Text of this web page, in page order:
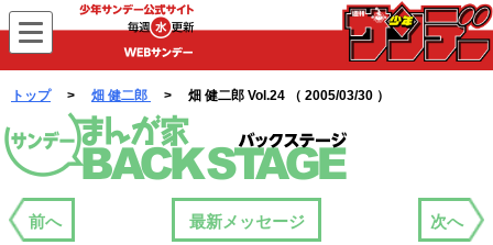
WEBサンデー
トップ> 畑 健二郎 > 畑 健二郎 Vol.24 （ 2005/03/30 ）
まんが家バックステージ
前へ 最新メッセージ 次へ